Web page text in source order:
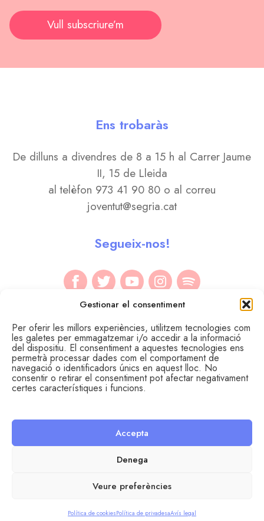
Gestionar el consentiment
Per oferir les millors experiències, utilitzem tecnologies com
les galetes per emmagatzemar i/o accedir a la informació
del dispositiu. El consentiment a aquestes tecnologies ens
permetrà processar dades com el comportament de
navegació o identificadors únics en aquest lloc. No
consentir o retirar el consentiment pot afectar negativament
certes característiques i funcions.
Accepta
Denega
Veure preferències
Política de cookiesPolítica de privadesaAvís legal
Vull subscriure’m
Ens trobaràs
De dilluns a divendres de 8 a 15 h al Carrer Jaume
II, 15 de Lleida
al telèfon 973 41 90 80 o al correu
joventut@segria.cat
Segueix-nos!
© Àrea de Joventut del Consell Comarcal del Segrià.
Política de cookies